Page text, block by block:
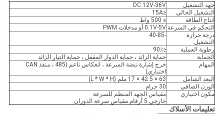
جهد التشغيل
DC 12V-36V
التشغيل الحالي
≤15A
انتاج الطاقة
≤ 500 واط
التحكم في السرعة 0.1V-5V أو مدخلات PWM
درجة حرارة
التشغيل
-40-85
رطوبة العملية
≤90٪
الحماية
حماية الزائد ، حماية الدوار المقفل ، حماية التيار الزائد
المهام
خرج إشارة نبضة السرعة ، انعكاس ناعم (485 ، منفذ CAN
اختياري)
البعد الشامل
63 × 42.5 × 17 ملم (L * W * H)
الوزن الصافي
30 جرام
مكون اختياري
مقياس الجهد المنظم للسرعة
خارجي 5 أرقام مقياس سرعة الدوران
تعليمات الأسلاك